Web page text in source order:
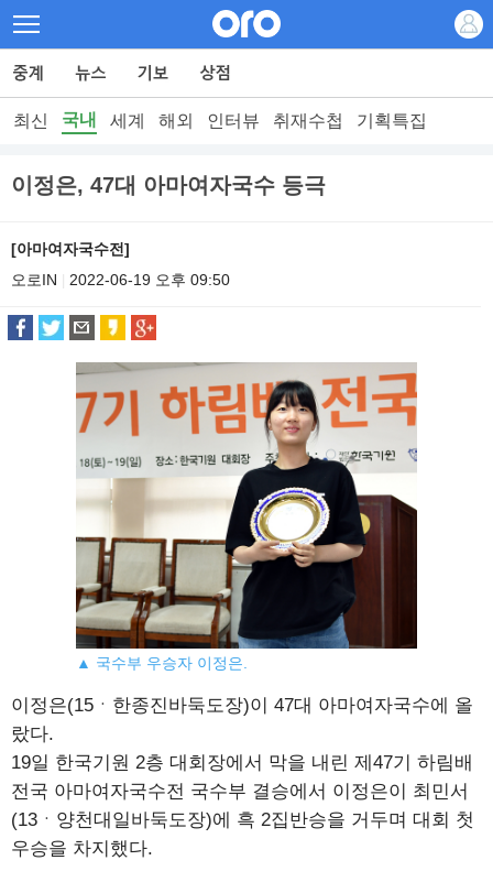
최신 국내 세계 해외 인터뷰 취재수첩 기획특집
이정은, 47대 아마여자국수 등극
[아마여자국수전]
오로IN
2022-06-19 오후 09:50
▲ 국수부 우승자 이정은.
이정은(15ㆍ한종진바둑도장)이 47대 아마여자국수에 올
랐다.
19일 한국기원 2층 대회장에서 막을 내린 제47기 하림배
전국 아마여자국수전 국수부 결승에서 이정은이 최민서
(13ㆍ양천대일바둑도장)에 흑 2집반승을 거두며 대회 첫
우승을 차지했다.